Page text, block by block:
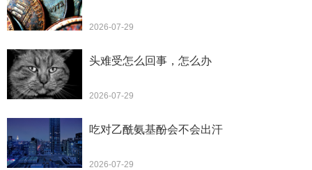
2026-07-29
头难受怎么回事，怎么办
2026-07-29
吃对乙酰氨基酚会不会出汗
2026-07-29